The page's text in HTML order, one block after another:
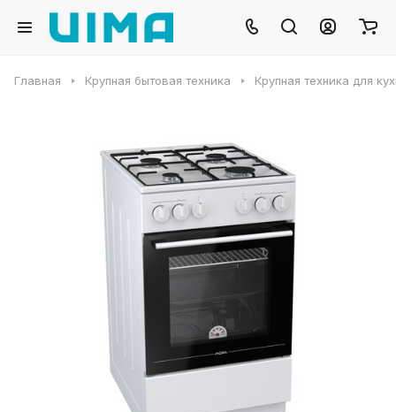
Главная Крупная бытовая техника Крупная техника для